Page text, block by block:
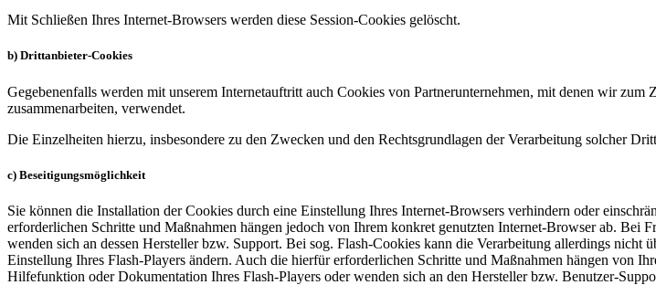
Mit Schließen Ihres Internet-Browsers werden diese Session-Cookies gelöscht.
b) Drittanbieter-Cookies
Gegebenenfalls werden mit unserem Internetauftritt auch Cookies von Partnerunternehmen, mit denen wir
zusammenarbeiten, verwendet.
Die Einzelheiten hierzu, insbesondere zu den Zwecken und den Rechtsgrundlagen der Verarbeitung solcher
c) Beseitigungsmöglichkeit
Sie können die Installation der Cookies durch eine Einstellung Ihres Internet-Browsers verhindern oder
erforderlichen Schritte und Maßnahmen hängen jedoch von Ihrem konkret genutzten Internet-Browser ab.
wenden sich an dessen Hersteller bzw. Support. Bei sog. Flash-Cookies kann die Verarbeitung allerdings nicht
Einstellung Ihres Flash-Players ändern. Auch die hierfür erforderlichen Schritte und Maßnahmen hängen von
Hilfefunktion oder Dokumentation Ihres Flash-Players oder wenden sich an den Hersteller bzw. Benutzer-